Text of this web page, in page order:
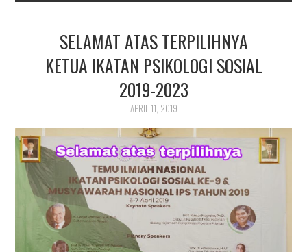
SELAMAT ATAS TERPILIHNYA
KETUA IKATAN PSIKOLOGI SOSIAL
2019-2023
APRIL 11, 2019